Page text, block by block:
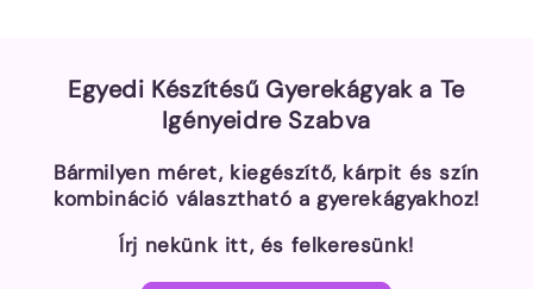
Egyedi Készítésű Gyerekágyak a Te
Igényeidre Szabva
Bármilyen méret, kiegészítő, kárpit és szín
kombináció választható a gyerekágyakhoz!
Írj nekünk itt, és felkeresünk!